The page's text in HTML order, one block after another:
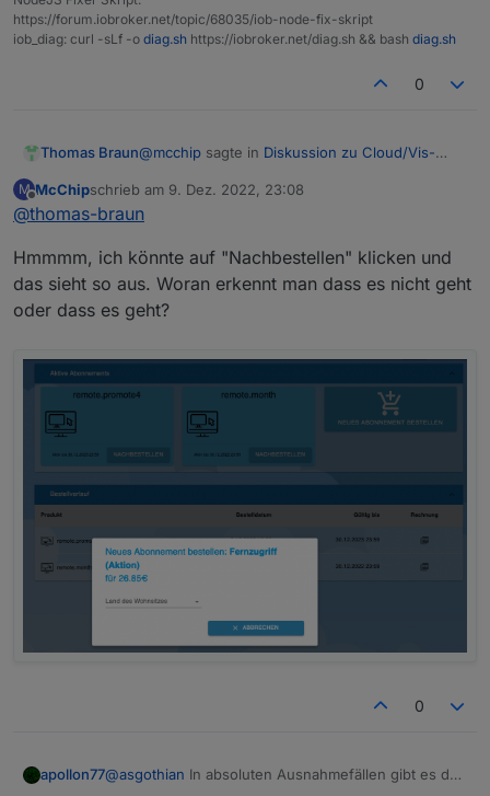
https://forum.iobroker.net/topic/68035/iob-node-fix-skript
iob_diag: curl -sLf -o diag.sh https://iobroker.net/diag.sh && bash diag.sh
0
Thomas Braun@mcchip sagte in Diskussion zu Cloud/Vis-
Probier es aus. Ich vermute, du musst bis
31.12.22 warten.
M
Offline
McChipschrieb am 9. Dez. 2022, 23:08
zuletzt editiert von
@thomas-braun
Hmmmm, ich könnte auf "Nachbestellen" klicken und
das sieht so aus. Woran erkennt man dass es nicht geht
oder dass es geht?
0
apollon77@asgothian In absoluten Ausnahmefällen gibt es da